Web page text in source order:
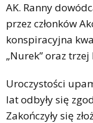
AK. Ranny
przez członków
konspiracyjna
„Nurek” oraz
Uroczystości
lat odbyły się
Zakończyły się